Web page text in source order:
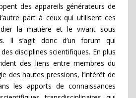
des appareils générateurs de
part à ceux qui utilisent ces
la matière et le vivant sous
Il s’agit donc d’un forum qui
disciplines scientifiques. En plus
des liens entre membres du
des hautes pressions, l’intérêt de
les apports de connaissances